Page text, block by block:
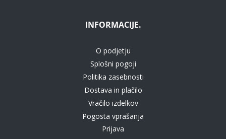
INFORMACIJE.
O podjetju
Splošni pogoji
Politika zasebnosti
Dostava in plačilo
Vračilo izdelkov
Pogosta vprašanja
Prijava